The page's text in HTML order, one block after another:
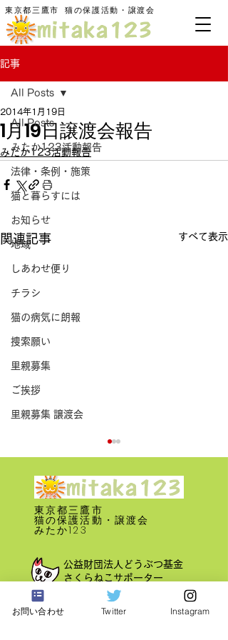
東京都三鷹市 ​猫の保護活動・譲渡会
記事
All Posts
みたか123活動報告
法律・条例・施策
猫と暮らすには
お知らせ
地域
しあわせ便り
チラシ
猫の病気に朗報
捜索願い
里親募集
ご挨拶
里親募集 譲渡会
All Posts
1月19日譲渡会報告
2014年1月19日
みたか123活動報告
関連記事 すべて表示
里親募集 譲渡会 2026年 7
月12日
東京都三鷹市
​猫の保護活動・譲渡会
みたか123
公益財団法人どうぶつ基金
さくらねこサポーター
お問い合わせ Twitter Instagram